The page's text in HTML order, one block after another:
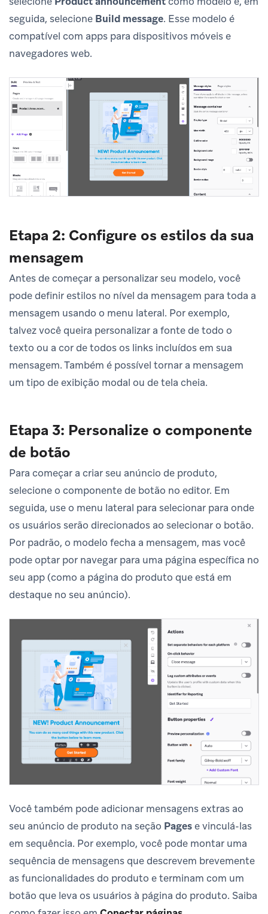
seguida, selecione Build message. Esse modelo é
compatível com apps para dispositivos móveis e
navegadores web.
Etapa 2: Configure os estilos da sua
mensagem
Antes de começar a personalizar seu modelo, você
pode definir estilos no nível da mensagem para toda a
mensagem usando o menu lateral. Por exemplo,
talvez você queira personalizar a fonte de todo o
texto ou a cor de todos os links incluídos em sua
mensagem. Também é possível tornar a mensagem
um tipo de exibição modal ou de tela cheia.
Etapa 3: Personalize o componente
de botão
Para começar a criar seu anúncio de produto,
selecione o componente de botão no editor. Em
seguida, use o menu lateral para selecionar para onde
os usuários serão direcionados ao selecionar o botão.
Por padrão, o modelo fecha a mensagem, mas você
pode optar por navegar para uma página específica no
seu app (como a página do produto que está em
destaque no seu anúncio).
Você também pode adicionar mensagens extras ao
seu anúncio de produto na seção Pagese vinculá-las
em sequência. Por exemplo, você pode montar uma
sequência de mensagens que descrevem brevemente
as funcionalidades do produto e terminam com um
botão que leva os usuários à página do produto. Saiba